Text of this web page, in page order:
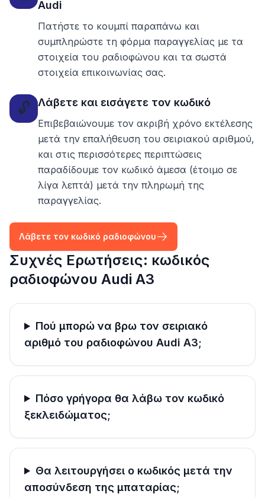
Audi
Πατήστε το κουμπί παραπάνω και
συμπληρώστε τη φόρμα παραγγελίας με τα
στοιχεία του ραδιοφώνου και τα σωστά
στοιχεία επικοινωνίας σας.
🔓 Λάβετε και εισάγετε τον κωδικό
Επιβεβαιώνουμε τον ακριβή χρόνο εκτέλεσης
μετά την επαλήθευση του σειριακού αριθμού,
και στις περισσότερες περιπτώσεις
παραδίδουμε τον κωδικό άμεσα (έτοιμο σε
λίγα λεπτά) μετά την πληρωμή της
παραγγελίας.
Λάβετε τον κωδικό ραδιοφώνου
Συχνές Ερωτήσεις: κωδικός
ραδιοφώνου Audi A3
Πού μπορώ να βρω τον σειριακό
αριθμό του ραδιοφώνου Audi A3;
Πόσο γρήγορα θα λάβω τον κωδικό
ξεκλειδώματος;
Θα λειτουργήσει ο κωδικός μετά την
αποσύνδεση της μπαταρίας;